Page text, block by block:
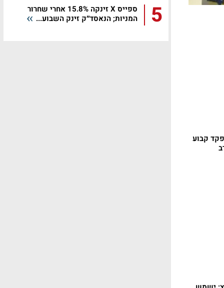
קבוע
5
ספייס X זינקה 15.8% אחרי שחרור
המניות; הנאסד״ק זינק השבוע...